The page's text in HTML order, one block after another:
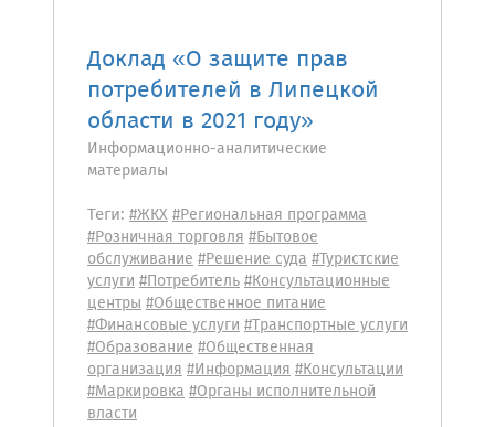
Доклад «О защите прав
потребителей в Липецкой
области в 2021 году»
Информационно-аналитические
материалы
Теги: #ЖКХ#Региональная программа
#Розничная торговля#Бытовое
обслуживание#Решение суда#Туристские
услуги#Потребитель#Консультационные
центры#Общественное питание
#Финансовые услуги#Транспортные услуги
#Образование#Общественная
организация#Информация#Консультации
#Маркировка#Органы исполнительной
власти